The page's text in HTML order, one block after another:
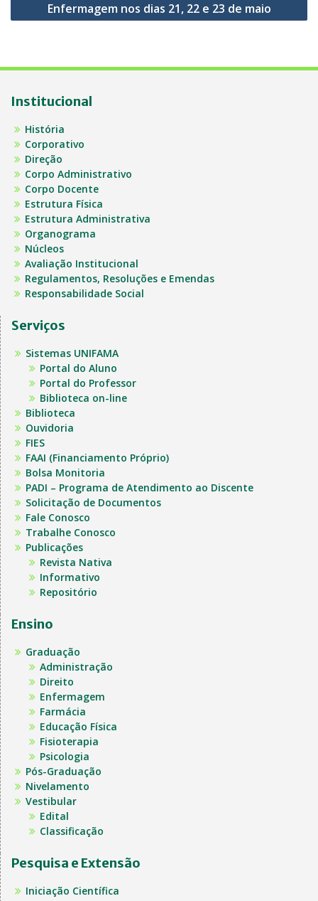
Enfermagem nos dias 21, 22 e 23 de maio
Institucional
História
Corporativo
Direção
Corpo Administrativo
Corpo Docente
Estrutura Física
Estrutura Administrativa
Organograma
Núcleos
Avaliação Institucional
Regulamentos, Resoluções e Emendas
Responsabilidade Social
Serviços
Sistemas UNIFAMA
Portal do Aluno
Portal do Professor
Biblioteca on-line
Biblioteca
Ouvidoria
FIES
FAAI (Financiamento Próprio)
Bolsa Monitoria
PADI – Programa de Atendimento ao Discente
Solicitação de Documentos
Fale Conosco
Trabalhe Conosco
Publicações
Revista Nativa
Informativo
Repositório
Ensino
Graduação
Administração
Direito
Enfermagem
Farmácia
Educação Física
Fisioterapia
Psicologia
Pós-Graduação
Nivelamento
Vestibular
Edital
Classificação
Pesquisa e Extensão
Iniciação Científica